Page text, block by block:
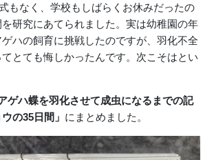
もなく、学校もしばらくお休みだったの
研究にあてられました。実は幼稚園の年
ハの飼育に挑戦したのですが、羽化不全
とても悔しかったんです。次こそはとい
ゲハ蝶を羽化させて成虫になるまでの記
の35日間」 にまとめました。